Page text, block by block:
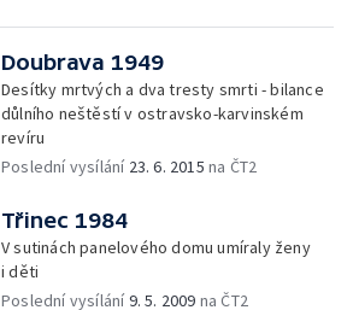
Doubrava 1949
Desítky mrtvých a dva tresty smrti - bilance
důlního neštěstí v ostravsko-karvinském
revíru
Poslední vysílání 23. 6. 2015 na ČT2
Třinec 1984
V sutinách panelového domu umíraly ženy
i děti
Poslední vysílání9. 5. 2009 na ČT2